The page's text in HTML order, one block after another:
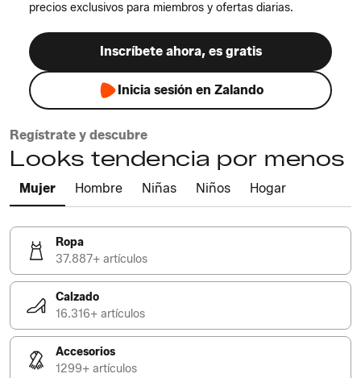
precios exclusivos para miembros y ofertas diarias.
Inscríbete ahora, es gratis
Inicia sesión en Zalando
Regístrate y descubre
Looks tendencia por menos
Mujer Hombre Niñas Niños Hogar
Ropa
37.887+ artículos
Calzado
16.316+ artículos
Accesorios
1299+ artículos